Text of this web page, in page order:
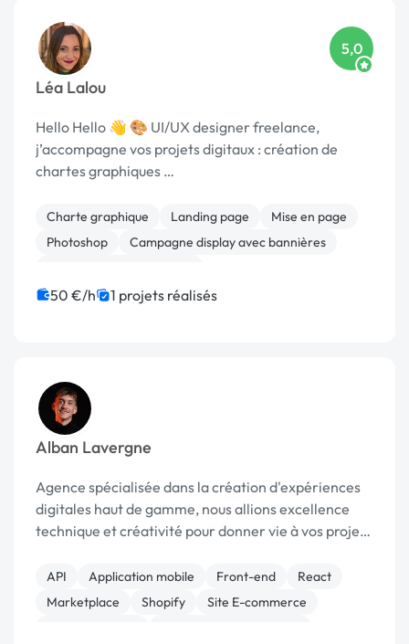
Léa Lalou
5,0
Hello Hello 👋 🎨 UI/UX designer freelance,
j’accompagne vos projets digitaux : création de
chartes graphiques …
Charte graphique Landing page
Mise en page
Photoshop
Campagne display avec bannières
50 €/h 1 projets réalisés
Alban Lavergne
Agence spécialisée dans la création d'expériences
digitales haut de gamme, nous allions excellence
technique et créativité pour donner vie à vos projets
API Application mobile Front-end
React
Marketplace
Shopify
Site E-commerce